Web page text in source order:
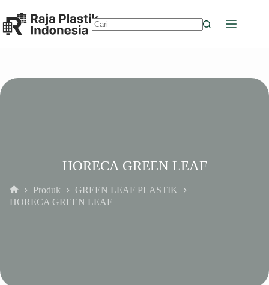
to
content
HORECA GREEN LEAF
Home
Produk
GREEN LEAF PLASTIK
HORECA GREEN LEAF